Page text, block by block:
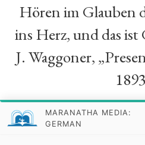
Hören im Glauben
ins Herz, und das
J. Waggoner,
MARANATHA MEDIA:
GERMAN